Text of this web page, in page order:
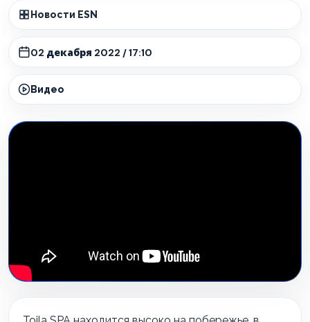
Новости ESN
02 декабря 2022 / 17:10
Видео